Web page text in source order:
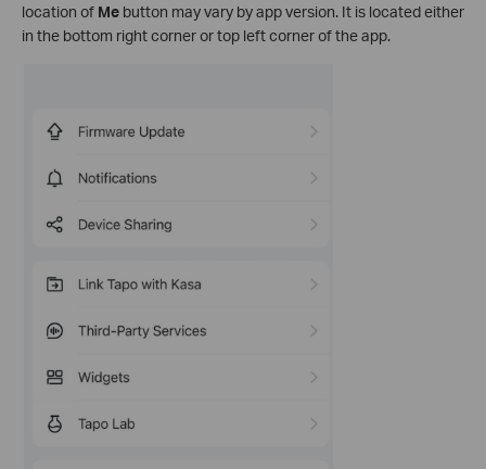
location of Me button may vary by app version. It is located either
in the bottom right corner or top left corner of the app.